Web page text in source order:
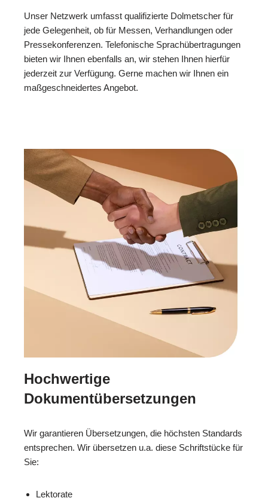
Unser Netzwerk umfasst qualifizierte Dolmetscher für
jede Gelegenheit, ob für Messen, Verhandlungen oder
Pressekonferenzen. Telefonische Sprachübertragungen
bieten wir Ihnen ebenfalls an, wir stehen Ihnen hierfür
jederzeit zur Verfügung. Gerne machen wir Ihnen ein
maßgeschneidertes Angebot.
Hochwertige
Dokumentübersetzungen
Wir garantieren Übersetzungen, die höchsten Standards
entsprechen. Wir übersetzen u.a. diese Schriftstücke für
Sie:
Lektorate